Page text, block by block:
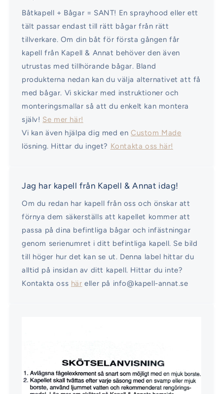
Båtkapell + Bågar = SANT! En sprayhood eller ett
tält passar endast till rätt bågar från rätt
tillverkare. Om din båt för första gången får
kapell från Kapell & Annat behöver den även
utrustas med tillhörande bågar. Bland
produkterna nedan kan du välja alternativet att få
med bågar. Vi skickar med instruktioner och
monteringsmallar så att du enkelt kan montera
själv! Se mer här!
Vi kan även hjälpa dig med enCustom Made
lösning. Hittar du inget? Kontakta oss här!
Jag har kapell från Kapell & Annat idag!
Om du redan har kapell från oss och önskar att
förnya dem säkerställs att kapellet kommer att
passa på dina befintliga bågar och infästningar
genom serienumret i ditt befintliga kapell. Se bild
till höger hur det kan se ut. Denna label hittar du
alltid på insidan av ditt kapell. Hittar du inte?
Kontakta oss här eller på info@kapell-annat.se